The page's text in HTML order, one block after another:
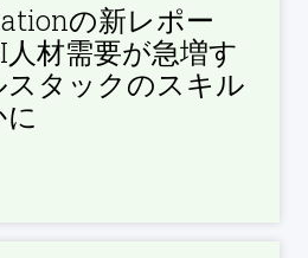
の新レポー
人材需要が急増す
スタックのスキル